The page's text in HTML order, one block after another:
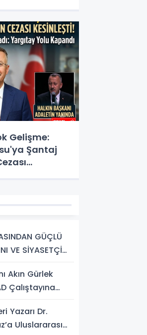
Gelişme:
Şantaj
GÜÇLÜ
VE SİYASETÇİ
KOLLARINDA!
Akın Gürlek
Çalıştayına
Düzenlemesi
Yazarı Dr.
Uluslararası